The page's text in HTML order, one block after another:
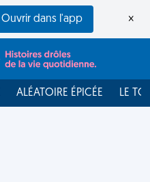
Ouvrir dans l'app ×
ALÉATOIRE ÉPICÉE LE